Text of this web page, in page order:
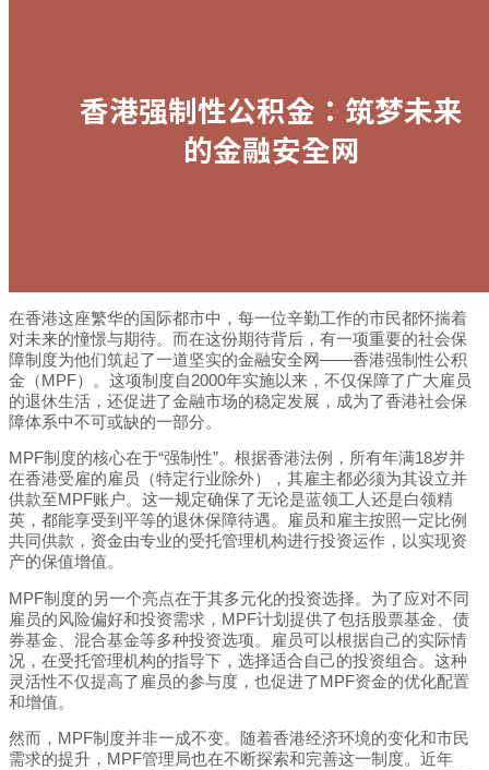
在香港这座繁华的国际都市中，每一位辛勤工作的市民都怀揣着
对未来的憧憬与期待。而在这份期待背后，有一项重要的社会保
障制度为他们筑起了一道坚实的金融安全网——香港强制性公积
金（MPF）。这项制度自2000年实施以来，不仅保障了广大雇员
的退休生活，还促进了金融市场的稳定发展，成为了香港社会保
障体系中不可或缺的一部分。
MPF制度的核心在于“强制性”。根据香港法例，所有年满18岁并
在香港受雇的雇员（特定行业除外），其雇主都必须为其设立并
供款至MPF账户。这一规定确保了无论是蓝领工人还是白领精
英，都能享受到平等的退休保障待遇。雇员和雇主按照一定比例
共同供款，资金由专业的受托管理机构进行投资运作，以实现资
产的保值增值。
MPF制度的另一个亮点在于其多元化的投资选择。为了应对不同
雇员的风险偏好和投资需求，MPF计划提供了包括股票基金、债
券基金、混合基金等多种投资选项。雇员可以根据自己的实际情
况，在受托管理机构的指导下，选择适合自己的投资组合。这种
灵活性不仅提高了雇员的参与度，也促进了MPF资金的优化配置
和增值。
然而，MPF制度并非一成不变。随着香港经济环境的变化和市民
需求的提升，MPF管理局也在不断探索和完善这一制度。近年